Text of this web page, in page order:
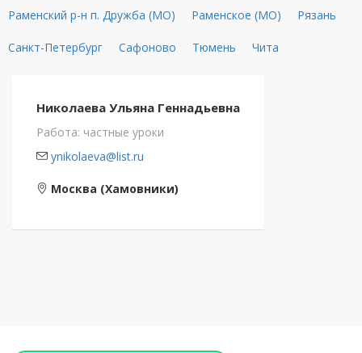
Раменский р-н п. Дружба (МО) Раменское (МО) Рязань
Санкт-Петербург Сафоново Тюмень Чита
Николаева Ульяна Геннадьевна
Работа: частные уроки
ynikolaeva@list.ru
Москва (Хамовники)